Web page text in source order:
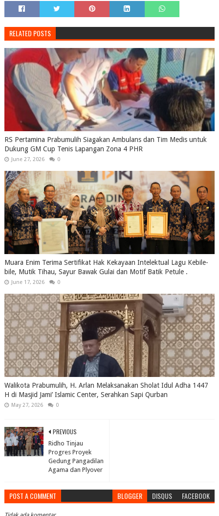
RELATED POSTS
RS Pertamina Prabumulih Siagakan Ambulans dan Tim Medis untuk
Dukung GM Cup Tenis Lapangan Zona 4 PHR
June 27, 2026 0
Muara Enim Terima Sertifikat Hak Kekayaan Intelektual Lagu Kebile-
bile, Mutik Tihau, Sayur Bawak Gulai dan Motif Batik Petule .
June 17, 2026 0
Walikota Prabumulih, H. Arlan Melaksanakan Sholat Idul Adha 1447
H di Masjid Jami’ Islamic Center, Serahkan Sapi Qurban
May 27, 2026 0
PREVIOUS
Ridho Tinjau
Progres Proyek
Gedung Pangadilan
Agama dan Plyover
POST A COMMENT BLOGGER DISQUS FACEBOOK